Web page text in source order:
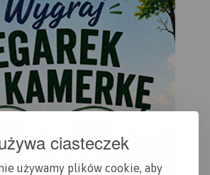
ciasteczek
używamy plików cookie, aby
i